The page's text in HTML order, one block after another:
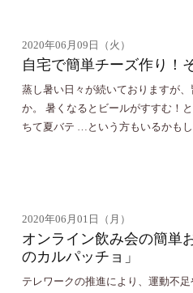
2020年06月09日（火）
自宅で簡単チーズ作り！
蒸し暑い日々が続いておりますが
か。 暑くなるとビールがすすむ！
ちて夏バテ …という方もいるかも
2020年06月01日（月）
オンライン飲み会の簡単
のカルパッチョ」
テレワークの推進により、運動不